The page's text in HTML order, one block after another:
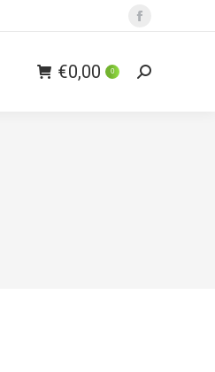
Facebook
opens
€0,00 0 Zoeken: